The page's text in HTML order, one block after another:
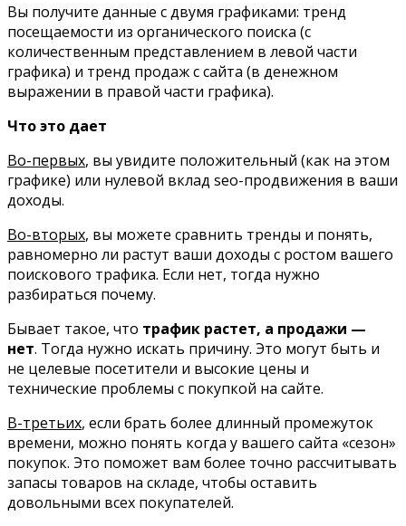
Вы получите данные с двумя графиками: тренд
посещаемости из органического поиска (с
количественным представлением в левой части
графика) и тренд продаж с сайта (в денежном
выражении в правой части графика).
Что это дает
Во-первых, вы увидите положительный (как на этом
графике) или нулевой вклад seo-продвижения в ваши
доходы.
Во-вторых, вы можете сравнить тренды и понять,
равномерно ли растут ваши доходы с ростом вашего
поискового трафика. Если нет, тогда нужно
разбираться почему.
Бывает такое, что трафик растет, а продажи —
нет. Тогда нужно искать причину. Это могут быть и
не целевые посетители и высокие цены и
технические проблемы с покупкой на сайте.
В-третьих, если брать более длинный промежуток
времени, можно понять когда у вашего сайта «сезон»
покупок. Это поможет вам более точно рассчитывать
запасы товаров на складе, чтобы оставить
довольными всех покупателей.